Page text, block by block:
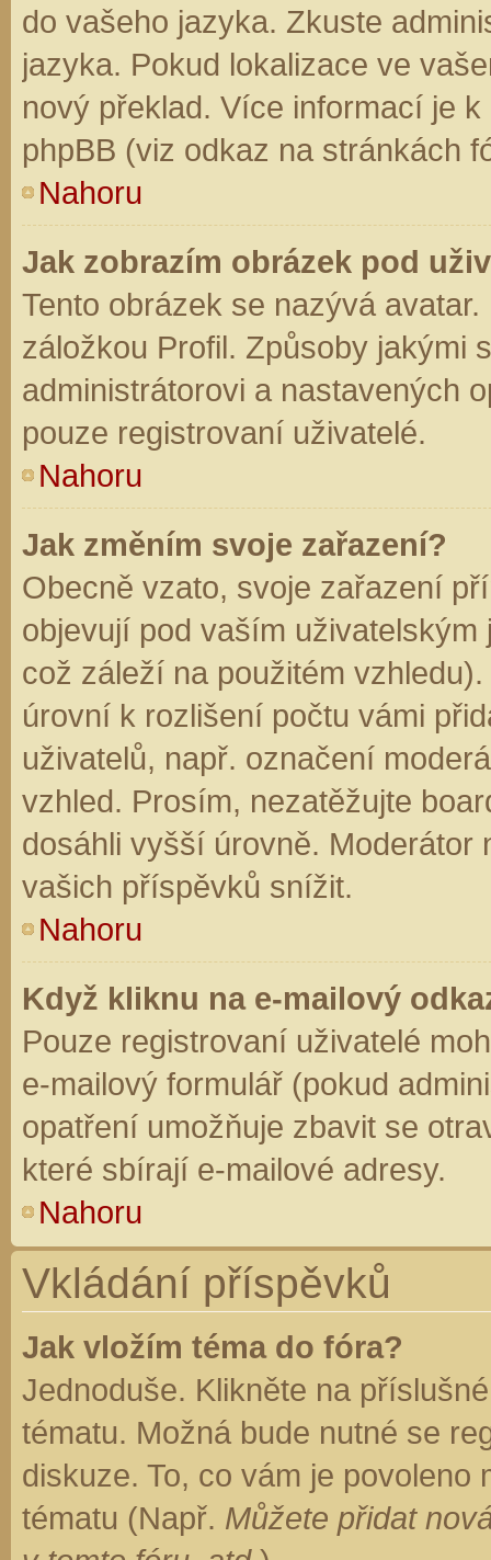
do vašeho jazyka. Zkuste
jazyka. Pokud lokalizace ve
nový překlad. Více informací je
phpBB (viz odkaz na stránkách
Nahoru
Jak zobrazím obrázek pod
Tento obrázek se nazývá
záložkou Profil. Způsoby jakými
administrátorovi a nastavených
pouze registrovaní uživatelé.
Nahoru
Jak změním svoje zařazení?
Obecně vzato, svoje zařazení
objevují pod vaším
což záleží na použitém
úrovní k rozlišení počtu vámi
uživatelů, např. označení
vzhled. Prosím, nezatěžujte
dosáhli vyšší úrovně. Moderátor
vašich příspěvků snížit.
Nahoru
Když kliknu na e-mailový
Pouze registrovaní uživatelé
e-mailový formulář (pokud
opatření umožňuje zbavit se
které sbírají e-mailové adresy.
Nahoru
Vkládání příspěvků
Jak vložím téma do fóra?
Jednoduše. Klikněte na
tématu. Možná bude nutné se
diskuze. To, co vám je
tématu (Např. Můžete přidat